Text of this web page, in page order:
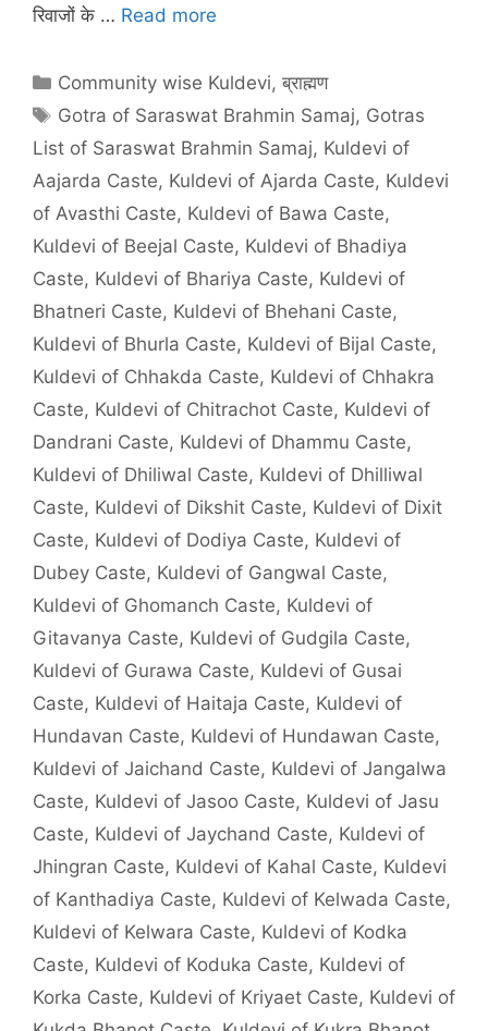
रिवाजों के … Read more
Categories
Community wise Kuldevi,ब्राह्मण
Tags
Gotra of Saraswat Brahmin Samaj, Gotras
List of Saraswat Brahmin Samaj, Kuldevi of
Aajarda Caste, Kuldevi of Ajarda Caste, Kuldevi
of Avasthi Caste, Kuldevi of Bawa Caste,
Kuldevi of Beejal Caste, Kuldevi of Bhadiya
Caste, Kuldevi of Bhariya Caste, Kuldevi of
Bhatneri Caste, Kuldevi of Bhehani Caste,
Kuldevi of Bhurla Caste, Kuldevi of Bijal Caste,
Kuldevi of Chhakda Caste, Kuldevi of Chhakra
Caste, Kuldevi of Chitrachot Caste, Kuldevi of
Dandrani Caste, Kuldevi of Dhammu Caste,
Kuldevi of Dhiliwal Caste, Kuldevi of Dhilliwal
Caste, Kuldevi of Dikshit Caste, Kuldevi of Dixit
Caste, Kuldevi of Dodiya Caste, Kuldevi of
Dubey Caste, Kuldevi of Gangwal Caste,
Kuldevi of Ghomanch Caste, Kuldevi of
Gitavanya Caste, Kuldevi of Gudgila Caste,
Kuldevi of Gurawa Caste, Kuldevi of Gusai
Caste, Kuldevi of Haitaja Caste, Kuldevi of
Hundavan Caste, Kuldevi of Hundawan Caste,
Kuldevi of Jaichand Caste, Kuldevi of Jangalwa
Caste, Kuldevi of Jasoo Caste, Kuldevi of Jasu
Caste, Kuldevi of Jaychand Caste, Kuldevi of
Jhingran Caste, Kuldevi of Kahal Caste, Kuldevi
of Kanthadiya Caste, Kuldevi of Kelwada Caste,
Kuldevi of Kelwara Caste, Kuldevi of Kodka
Caste, Kuldevi of Koduka Caste, Kuldevi of
Korka Caste, Kuldevi of Kriyaet Caste, Kuldevi of